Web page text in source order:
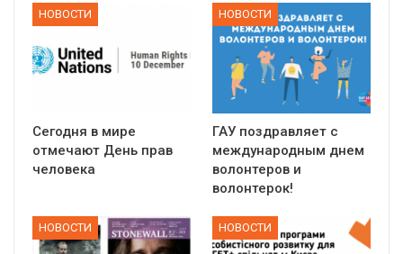
НОВОСТИ
Сегодня в мире
отмечают День прав
человека
НОВОСТИ
ГАУ поздравляет с
международным днем
волонтеров и
волонтерок!
НОВОСТИ НОВОСТИ